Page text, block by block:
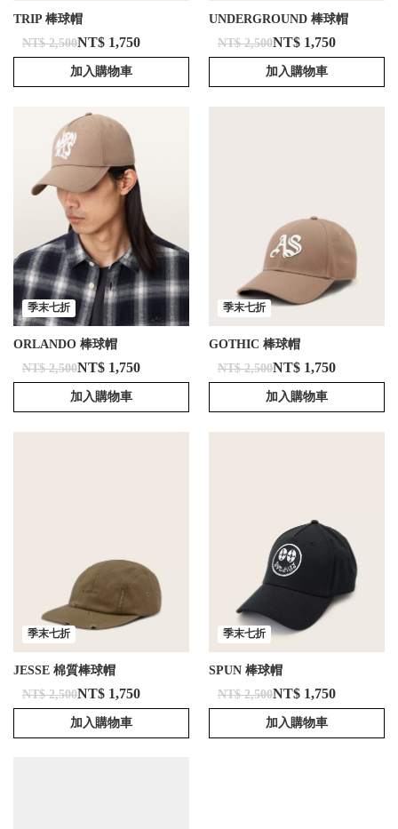
TRIP 棒球帽
NT$ 2,500NT$ 1,750
加入購物車
UNDERGROUND 棒球帽
NT$ 2,500NT$ 1,750
加入購物車
季末七折
ORLANDO 棒球帽
NT$ 2,500NT$ 1,750
加入購物車
季末七折
GOTHIC 棒球帽
NT$ 2,500NT$ 1,750
加入購物車
季末七折
JESSE 棉質棒球帽
NT$ 2,500NT$ 1,750
加入購物車
季末七折
SPUN 棒球帽
NT$ 2,500NT$ 1,750
加入購物車